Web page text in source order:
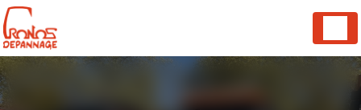
Panneau de gestion des cookies